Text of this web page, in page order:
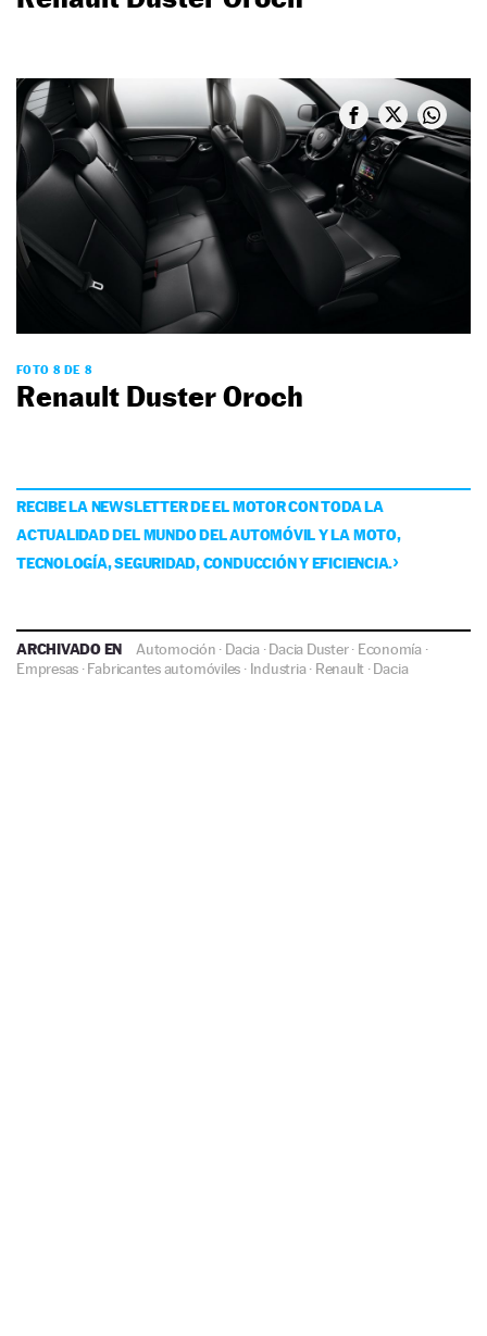
FOTO 8 DE 8
Renault Duster Oroch
RECIBE LA NEWSLETTER DE EL MOTOR CON TODA LA
ACTUALIDAD DEL MUNDO DEL AUTOMÓVIL Y LA MOTO,
TECNOLOGÍA, SEGURIDAD, CONDUCCIÓN Y EFICIENCIA.
ARCHIVADO EN Automoción · Dacia·Dacia Duster· Economía·
Empresas ·Fabricantes automóviles · Industria· Renault ·Dacia